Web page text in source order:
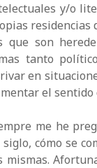
y/o
residencias
que son
tanto
en
el sentido
me he
siglo, cómo se
mismas.